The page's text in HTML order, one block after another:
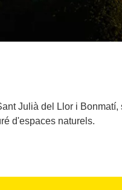
Julià del Llor i
d'espaces naturels.